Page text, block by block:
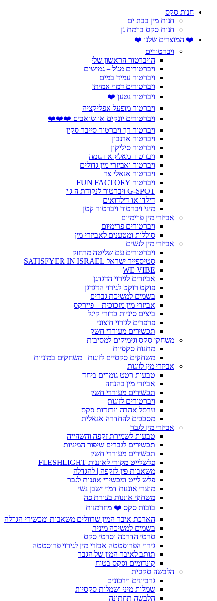
חנות סקס
חנות מין בבת ים
חנות סקס ברמת גן
❤️ המוצרים שלנו ❤️
ויברטורים
הויברטור הראשון שלי
ויברטורים מג'ל – גמישים
ויברטור עמיד במים
ויברטורים דמוי אמיתי
ויברטור נטען ❤️
ויברטור מופעל אפליקציה
ויברטורים יונקים או שואבים ❤️❤️❤️
ויברטור רך ויברטור סייבר סקין
ויברטור ארנבון
ויברטור סיליקון
ויברטור מאלץ אורגזמה
ויברטור ואביזרי מין גדולים
ויברטור אנאלי צר
ויברטור FUN FACTORY
G-SPOT ויברטור לנקודת ה ג'י
דילדו או דילדואים
מיני ויברטור ויברטור קטן
אביזרי מין פרימיום
ויברטורים פרימיום
סוללות ומטענים לאביזרי מין
אביזרי מין לנשים
ויברטורים עם שליטה מרחוק
סטיספייר ישראל SATISFYER IN ISRAEL
WE VIBE
אביזרים לגירוי הדגדגן
פוקט רוקט לגירוי הדגדגן
בשמים למשיכת גברים
אביזרי מין מזכוכית – פיירקס
ביצים סיניות כדורי קיגל
פרפרים לגירוי חיצוני
תכשירים מעוררי חשק
משחקי סקס וגימיקים למסיבות
מתנות סקסיות
משחקים סקסיים לזוגות | משחקים במיניות
אביזרי מין לזוגות
טבעות רטט גומרים ביחד
אביזרי מין בהנחה
תכשירים מעוררי חשק
ויברטורים לזוגות
ערסל אהבה ונדנדות סקס
מסככים להחדרה אנאלית
אביזרי מין לגבר
טבעות לשמירת זקפה והשהייה
תכשירים לגברים שיפור המיניות
תכשירים מעוררי חשק
פלשלייט מקורי לאוננות FLESHLIGHT
משאבות פין לזקפה | להגדלה
פלש לייט ומכשירי אוננות לגבר
מוצרי אוננות דמוי ישבן נשי
משחקי אוננות בצורת פה
בובות סקס ❤️ מחרמנות
הארכת איבר המין שרוולים משאבות ומכשירי הגדלה
בשמים למשיכה מינית
סרטי הדרכה וסרטי סקס
גירוי הפרוסטטה אבזרי מין לגירוי פרוסטטה
תותב לאיבר המין של הגבר
קונדומים וסקס בטוח
הלבשה סקסית
גרביונים וירכונים
שמלות מיני ושמלות סקסיות
הלבשה תחתונה